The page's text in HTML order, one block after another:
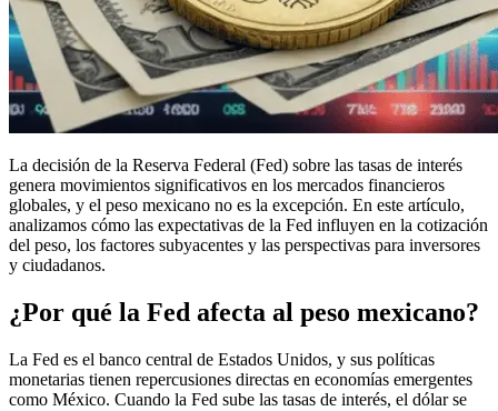
La decisión de la Reserva Federal (Fed) sobre las tasas de interés
genera movimientos significativos en los mercados financieros
globales, y el peso mexicano no es la excepción. En este artículo,
analizamos cómo las expectativas de la Fed influyen en la cotización
del peso, los factores subyacentes y las perspectivas para inversores
y ciudadanos.
¿Por qué la Fed afecta al peso mexicano?
La Fed es el banco central de Estados Unidos, y sus políticas
monetarias tienen repercusiones directas en economías emergentes
como México. Cuando la Fed sube las tasas de interés, el dólar se